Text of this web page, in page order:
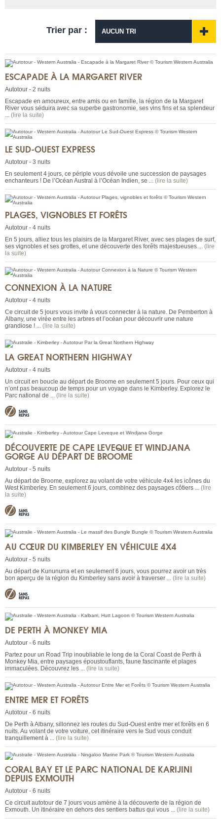
Trier par : AUCUN TRI
ESCAPADE À LA MARGARET RIVER
Autotour - 2 nuits
Escapade en amoureux, entre amis ou en famille, la région de la Margaret
River vous séduira avec sa superbe gastronomie, ses vins fins et sa splendeur
... (lire la suite)
LE SUD-OUEST EXPRESS
Autotour - 3 nuits
En seulement 4 jours, ce périple vous dévoile une succession de paysages
enchanteurs ! De l’Océan Austral à l’Océan Indien, se ... (lire la suite)
PLAGES, VIGNOBLES ET FORÊTS
Autotour - 4 nuits
En 5 jours, alliez tous les plaisirs de la Margaret River, avec ses plages de surf,
ses vignobles et ses grottes, et une découverte des forêts majestueuses ... (lire
la suite)
CONNEXION À LA NATURE
Autotour - 4 nuits
Ce circuit de 5 jours vous invite à vous connecter à la nature. De Pemberton à
Albany, une virée entre les arbres et l’océan pour découvrir une nature
grandiose ! ... (lire la suite)
LA GREAT NORTHERN HIGHWAY
Autotour - 4 nuits
Un circuit en boucle au départ de Broome en seulement 5 jours. Pour ceux qui
n’ont pas beaucoup de temps pour un voyage dans le Kimberley. Explorez le
Parc national de ... (lire la suite)
DÉCOUVERTE DE CAPE LEVEQUE ET WINDJANA
GORGE AU DÉPART DE BROOME
Autotour - 5 nuits
Au départ de Broome, explorez au volant de votre véhicule 4x4 les icônes du
West Kimberley. En seulement 6 jours, combinez des paysages côtiers ... (lire
la suite)
AU CŒUR DU KIMBERLEY EN VÉHICULE 4X4
Autotour - 5 nuits
Au départ de Kununurra et en seulement 6 jours, vous pourrez avoir un très
bon aperçu de la région du Kimberley sans avoir à traverser ... (lire la suite)
DE PERTH À MONKEY MIA
Autotour - 6 nuits
Partez pour un Road Trip inoubliable le long de la Coral Coast de Perth à
Monkey Mia, entre paysages époustouflants, faune fascinante et plages
immaculées. Découvrez les ... (lire la suite)
ENTRE MER ET FORÊTS
Autotour - 6 nuits
De Perth à Albany, sillonnez les routes du Sud-Ouest entre mer et forêts en 6
nuits. Au volant de votre voiture, cet itinéraire vers le Sud vous conduit
tranquillement à ... (lire la suite)
CORAL BAY ET LE PARC NATIONAL DE KARIJINI
DEPUIS EXMOUTH
Autotour - 6 nuits
Ce circuit autotour de 7 jours vous amène à la découverte de la région de
Exmouth. Un itinéraire en dehors des sentiers battus qui vous ... (lire la suite)